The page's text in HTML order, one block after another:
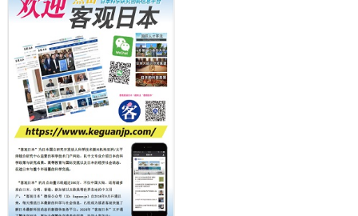
癌患者中开展临床试验
政策
日本发布《令和8年版科学技术与创新白皮书》，解读第七期基本计划
首年度政策方向
科学研究
东京大学发现可诱导细胞死亡的新型信使物质
科学研究
东京都健康长寿医疗中心跨器官揭示衰老过程中的糖链变化
科学研究
产总研无需石油利用松脂制备石墨前驱体，可作为电池电极材料
政策
日本内阁会议通过《2026年综合创新战略》，将统筹推进科学研究与成
日本科学未来馆 科学交
流员
小岩井忠道 泷川 进